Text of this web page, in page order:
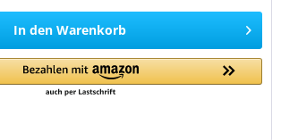
In den Warenkorb